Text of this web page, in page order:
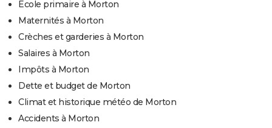
Ecole primaire à Morton
Maternités à Morton
Crèches et garderies à Morton
Salaires à Morton
Impôts à Morton
Dette et budget de Morton
Climat et historique météo de Morton
Accidents à Morton